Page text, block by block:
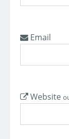
Email
Website